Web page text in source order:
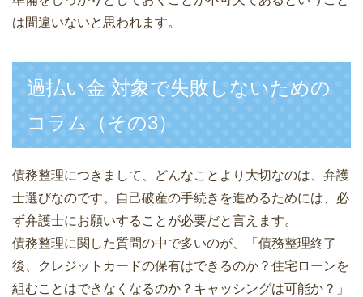
は間違いないと思われます。
過払い金 対象で失敗しないための
コラム（その3）
債務整理につきまして、どんなことより大切なのは、弁護
士選びなのです。自己破産の手続きを進めるためには、必
ず弁護士にお願いすることが必要だと言えます。
債務整理に関した質問の中で多いのが、「債務整理終了
後、クレジットカードの保有はできるのか？住宅ローンを
組むことはできなくなるのか？キャッシングは可能か？」